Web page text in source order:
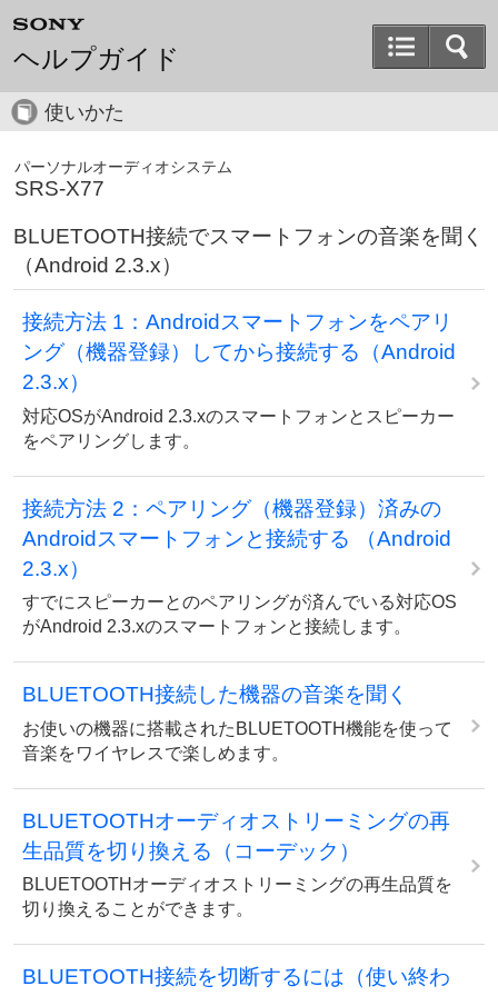
ヘルプガイド
使いかた
パーソナルオーディオシステム
SRS-X77
BLUETOOTH接続でスマートフォンの音楽を聞く
（Android 2.3.x）
接続方法 1：Androidスマートフォンをペアリ
ング（機器登録）してから接続する（Android
2.3.x）
対応OSがAndroid 2.3.xのスマートフォンとスピーカー
をペアリングします。
接続方法 2：ペアリング（機器登録）済みの
Androidスマートフォンと接続する （Android
2.3.x）
すでにスピーカーとのペアリングが済んでいる対応OS
がAndroid 2.3.xのスマートフォンと接続します。
BLUETOOTH接続した機器の音楽を聞く
お使いの機器に搭載されたBLUETOOTH機能を使って
音楽をワイヤレスで楽しめます。
BLUETOOTHオーディオストリーミングの再
生品質を切り換える（コーデック）
BLUETOOTHオーディオストリーミングの再生品質を
切り換えることができます。
BLUETOOTH接続を切断するには（使い終わ